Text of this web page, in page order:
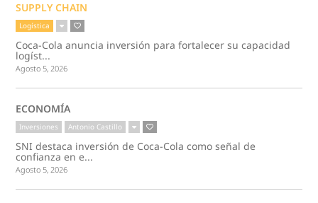
SUPPLY CHAIN
Logística
Coca-Cola anuncia inversión para fortalecer su capacidad
logíst...
Agosto 5, 2026
ECONOMÍA
Inversiones Antonio Castillo
SNI destaca inversión de Coca-Cola como señal de
confianza en e...
Agosto 5, 2026